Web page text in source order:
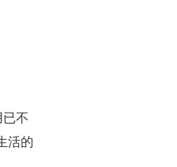
不
活的